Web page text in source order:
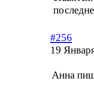
#256
19
Анна